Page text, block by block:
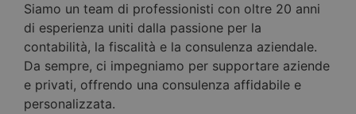
Siamo un team di professionisti con oltre 20 anni
di esperienza uniti dalla passione per la
contabilità, la fiscalità e la consulenza aziendale.
Da sempre, ci impegniamo per supportare aziende
e privati, offrendo una consulenza affidabile e
personalizzata.